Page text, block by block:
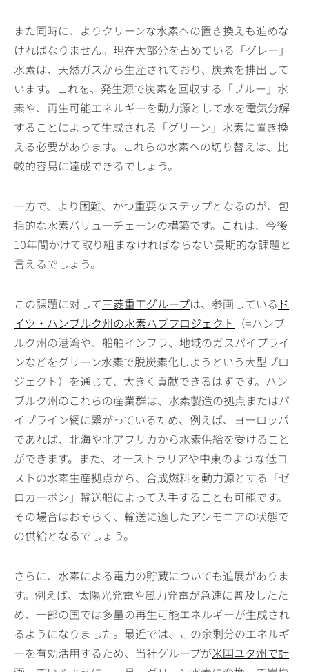
また同時に、よりクリーンな水素への置き換えも進めな
ければなりません。現在大部分を占めている「グレー」
水素は、天然ガスから生産されており、炭素を排出して
います。これを、発生源で炭素を回収する「ブルー」水
素や、再生可能エネルギーを動力源として水を電気分解
することによって生成される「グリーン」水素に置き換
える必要があります。これらの水素への切り替えは、比
較的容易に達成できるでしょう。
一方で、より困難、かつ重要なステップとなるのが、包
括的な水素バリューチェーンの構築です。これは、今後
10年間かけて取り組まなければならない長期的な課題と
言えるでしょう。
この課題に対して三菱重工グループは、参画している ド
イツ・ハンブルク州の水素ハブプロジェクト （=ハンブ
ルク州の港湾や、船舶インフラ、地域のガスパイプライ
ンなどをグリーン水素で脱炭素化しようという大型プロ
ジェクト）を通じて、大きく貢献できるはずです。ハン
ブルク州のこれらの産業群は、水素製造の拠点またはパ
イプライン網に繋がっているため、例えば、ヨーロッパ
であれば、北海や北アフリカから水素供給を受けること
ができます。また、オーストラリアや中東のような低コ
ストの水素生産拠点から、合成燃料を動力源とする「ゼ
ロカーボン」輸送船によって入手することも可能です。
その場合はおそらく、輸送に適したアンモニアの状態で
の供給となるでしょう。
さらに、水素による電力の貯蔵についても進展がありま
す。例えば、太陽光発電や風力発電が急速に普及したた
め、一部の国では多量の再生可能エネルギーが生成され
るようになりました。最近では、この余剰分のエネルギ
ーを有効活用するため、当社グループが米国ユタ州で計